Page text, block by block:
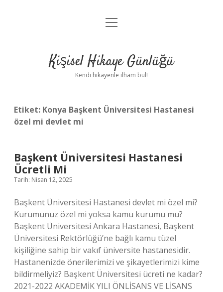
Anasayfa
Yasal Uyarı
menüyü
Kişisel Hikaye Günlüğü
Kendi hikayenle ilham bul!
Etiket: Konya Başkent Üniversitesi Hastanesi
özel mi devlet mi
Başkent Üniversitesi Hastanesi
Ücretli Mi
Tarih: Nisan 12, 2025
Başkent Üniversitesi Hastanesi devlet mi özel mi?
Kurumunuz özel mi yoksa kamu kurumu mu?
Başkent Üniversitesi Ankara Hastanesi, Başkent
Üniversitesi Rektörlüğü’ne bağlı kamu tüzel
kişiliğine sahip bir vakıf üniversite hastanesidir.
Hastanenizde önerilerimizi ve şikayetlerimizi kime
bildirmeliyiz? Başkent Üniversitesi ücreti ne kadar?
2021-2022 AKADEMİK YILI ÖNLİSANS VE LİSANS